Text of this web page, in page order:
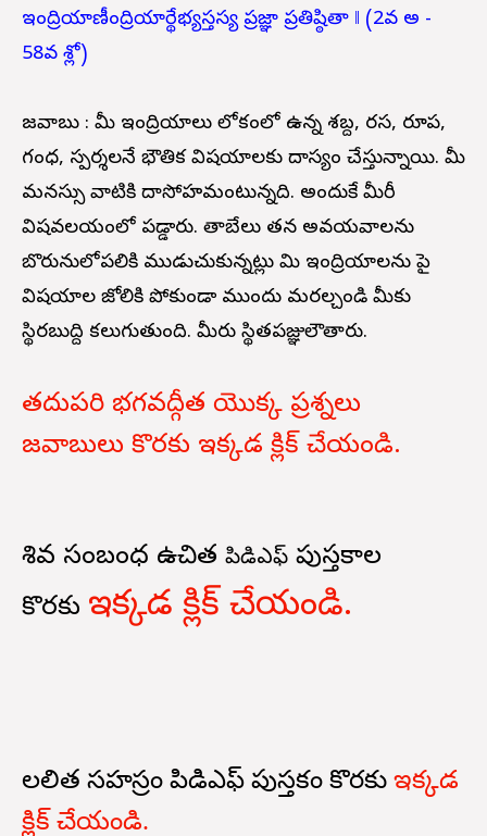
ఇంద్రియాణీంద్రియార్థేభ్యస్తస్య ప్రజ్ఞా ప్రతిష్ఠితా ‖ (2వ అ -
58వ శ్లో)
జవాబు : మీ ఇంద్రియాలు లోకంలో ఉన్న శబ్ద, రస, రూప,
గంధ, స్పర్శలనే భౌతిక విషయాలకు దాస్యం చేస్తున్నాయి. మీ
మనస్సు వాటికి దాసోహమంటున్నది. అందుకే మీరీ
విషవలయంలో పడ్డారు. తాబేలు తన అవయవాలను
బొరునులోపలికి ముడుచుకున్నట్లు మి ఇంద్రియాలను పై
విషయాల జోలికి పోకుండా ముందు మరల్చండి మీకు
స్థిరబుద్ది కలుగుతుంది. మీరు స్థితప్రజ్ఞులౌతారు.
తదుపరి భగవద్గీత యొక్క ప్రశ్నలు
జవాబులు కొరకు ఇక్కడ క్లిక్ చేయండి.
శివ సంబంధ ఉచిత పిడిఎఫ్ పుస్తకాల
కొరకు ఇక్కడ క్లిక్ చేయండి.
లలిత సహస్రం పిడిఎఫ్ పుస్తకం కొరకు ఇక్కడ
క్లిక్ చేయండి.